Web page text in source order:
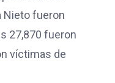
Nieto fueron
27,870 fueron
víctimas de